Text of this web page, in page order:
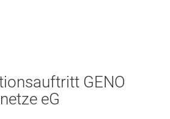
GENO
eG